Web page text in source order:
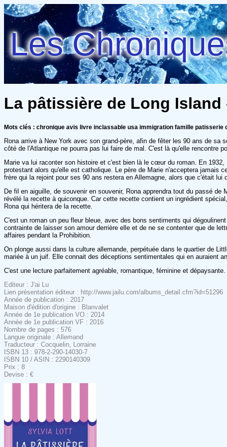
Les
La pâtissière de Long
Mots clés : chronique avis livre inclassable usa immigration famille patisserie
Rona arrive à New York avec son grand-père, afin de fêter les 90 ans de
côté de l'Atlantique ne pourra pas lui faire de mal. C'est là qu'elle rencontre
Marie va lui raconter son histoire et c'est bien là le cœur du roman. En
protestant alors qu'elle est catholique. Le père de Marie n'acceptera jamais
frère qui la rejoint pour ses 90 ans restera en Allemagne, alors que c'était lui
De fil en aiguille, de souvenir en souvenir, Rona apprendra tout du passé
révélé la recette à quiconque. Car cette recette contient un ingrédient
Rona qui héritera de la recette.
C'est un roman un peu fleur bleue, avec des bons sentiments qui
contrainte de laisser son amour derrière elle et de ne se contenter que de
affaires pendant la Prohibition.
On plonge aussi dans la culture allemande, perpétuée dans le quartier de
mariée à un juif. Elle connait des déceptions sentimentales qui en auraient
C'est une lecture parfaitement agréable, romantique, féminine et
Editeur : J'ai Lu
Lien présentation éditeur : http://www.jailu.com/albums_detail.cfm?id=51296
Année de publication : 2017
Maison d'édition d'origine : Blanvalet
Année de 1e publication VO : 2014
Année de 1e publication VF : 2016
Nombre de pages : 576
Langue originale : Allemand
Traducteur : Cocquelin, Lorraine
ISBN 13 : 978-2-290-14030-7
ISBN 10 / ASIN : 2290140309
Prix : 8
Devise : €